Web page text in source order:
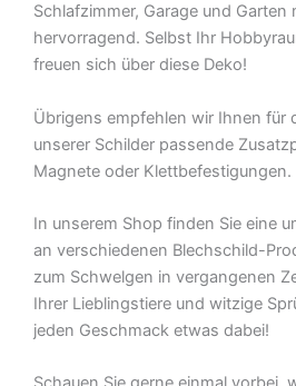
Schlafzimmer, Garage und Garten
hervorragend. Selbst Ihr
freuen sich über diese Deko!
Übrigens empfehlen wir Ihnen für
unserer Schilder passende
Magnete oder Klettbefestigungen.
In unserem Shop finden Sie eine
an verschiedenen Blechschild-
zum Schwelgen in vergangenen
Ihrer Lieblingstiere und witzige
jeden Geschmack etwas dabei!